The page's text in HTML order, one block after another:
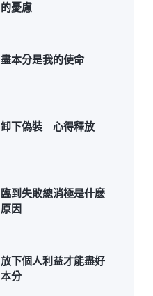
的憂慮
盡本分是我的使命
卸下偽裝 心得釋放
臨到失敗總消極是什麽
原因
放下個人利益才能盡好
本分